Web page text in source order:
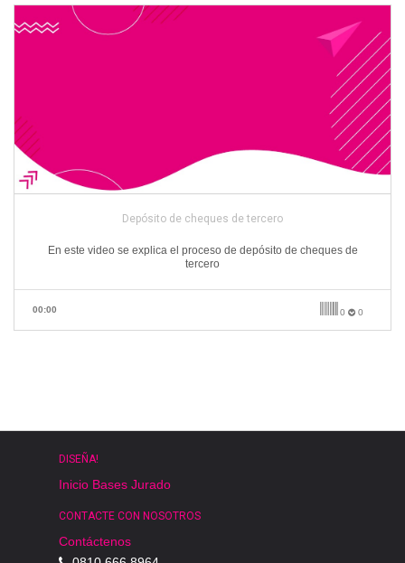
Depósito de cheques de tercero
En este video se explica el proceso de depósito de cheques de
tercero
00:00 0 0
DISEÑA!
Inicio Bases Jurado
CONTACTE CON NOSOTROS
Contáctenos